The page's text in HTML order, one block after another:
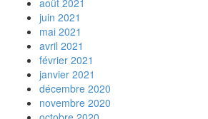
juin 2021
mai 2021
avril 2021
février 2021
janvier 2021
décembre 2020
novembre 2020